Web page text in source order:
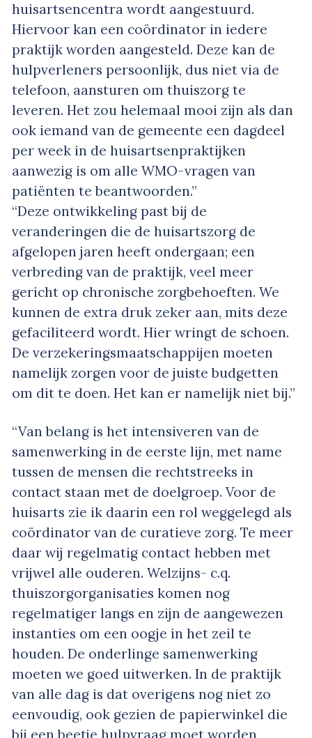
huisartsencentra wordt aangestuurd.
Hiervoor kan een coördinator in iedere
praktijk worden aangesteld. Deze kan de
hulpverleners persoonlijk, dus niet via de
telefoon, aansturen om thuiszorg te
leveren. Het zou helemaal mooi zijn als dan
ook iemand van de gemeente een dagdeel
per week in de huisartsenpraktijken
aanwezig is om alle WMO-vragen van
patiënten te beantwoorden.”
“Deze ontwikkeling past bij de
veranderingen die de huisartszorg de
afgelopen jaren heeft ondergaan; een
verbreding van de praktijk, veel meer
gericht op chronische zorgbehoeften. We
kunnen de extra druk zeker aan, mits deze
gefaciliteerd wordt. Hier wringt de schoen.
De verzekeringsmaatschappijen moeten
namelijk zorgen voor de juiste budgetten
om dit te doen. Het kan er namelijk niet bij.”
“Van belang is het intensiveren van de
samenwerking in de eerste lijn, met name
tussen de mensen die rechtstreeks in
contact staan met de doelgroep. Voor de
huisarts zie ik daarin een rol weggelegd als
coördinator van de curatieve zorg. Te meer
daar wij regelmatig contact hebben met
vrijwel alle ouderen. Welzijns- c.q.
thuiszorgorganisaties komen nog
regelmatiger langs en zijn de aangewezen
instanties om een oogje in het zeil te
houden. De onderlinge samenwerking
moeten we goed uitwerken. In de praktijk
van alle dag is dat overigens nog niet zo
eenvoudig, ook gezien de papierwinkel die
bij een beetje hulpvraag moet worden